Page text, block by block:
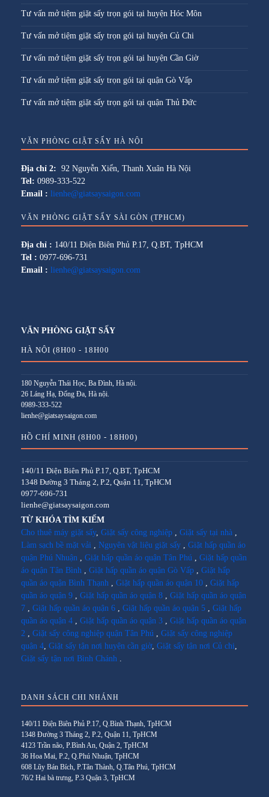
Tư vấn mở tiệm giặt sấy trọn gói tại huyện Hóc Môn
Tư vấn mở tiệm giặt sấy trọn gói tại huyện Củ Chi
Tư vấn mở tiệm giặt sấy trọn gói tại huyện Cần Giờ
Tư vấn mở tiệm giặt sấy trọn gói tại quận Gò Vấp
Tư vấn mở tiệm giặt sấy trọn gói tại quận Thủ Đức
VĂN PHÒNG GIẶT SẤY HÀ NỘI
Địa chỉ 2: 92 Nguyễn Xiển, Thanh Xuân Hà Nội
Tel: 0989-333-522
Email : lienhe@giatsaysaigon.com
VĂN PHÒNG GIẶT SẤY SÀI GÒN (TPHCM)
Địa chỉ : 140/11 Điện Biên Phủ P.17, Q.BT, TpHCM
Tel : 0977-696-731
Email : lienhe@giatsaysaigon.com
VĂN PHÒNG GIẶT SẤY
HÀ NỘI (8H00 - 18H00
180 Nguyễn Thái Học, Ba Đình, Hà nội.
26 Láng Hạ, Đống Đa, Hà nội.
0989-333-522
lienhe@giatsaysaigon.com
HỒ CHÍ MINH (8H00 - 18H00)
140/11 Điện Biên Phủ P.17, Q.BT, TpHCM
1348 Đường 3 Tháng 2, P.2, Quận 11, TpHCM
0977-696-731
lienhe@giatsaysaigon.com
TỪ KHÓA TÌM KIẾM
Cho thuê máy giặt sấy, Giặt sấy công nghiệp , Giặt sấy tại nhà ,
Làm sạch bề mặt vải , Nguyên vật liệu giặt sấy , Giặt hấp quần áo
quận Phú Nhuận , Giặt hấp quần áo quận Tân Phú , Giặt hấp quần
áo quận Tân Bình , Giặt hấp quần áo quận Gò Vấp , Giặt hấp
quần áo quận Bình Thạnh , Giặt hấp quần áo quận 10 , Giặt hấp
quần áo quận 9 , Giặt hấp quần áo quận 8 , Giặt hấp quần áo quận
7 , Giặt hấp quần áo quận 6 , Giặt hấp quần áo quận 5 , Giặt hấp
quần áo quận 4 , Giặt hấp quần áo quận 3 , Giặt hấp quần áo quận
2 , Giặt sấy công nghiệp quận Tân Phú , Giặt sấy công nghiệp
quận 4, Giặt sấy tận nơi huyện cần giờ, Giặt sấy tận nơi Củ chi,
Giặt sấy tận nơi Bình Chánh .
DANH SÁCH CHI NHÁNH
140/11 Điện Biên Phủ P.17, Q.Bình Thạnh, TpHCM
1348 Đường 3 Tháng 2, P.2, Quận 11, TpHCM
4123 Trần não, P.Bình An, Quận 2, TpHCM
36 Hoa Mai, P.2, Q.Phú Nhuận, TpHCM
608 Lũy Bán Bích, P.Tân Thành, Q.Tân Phú, TpHCM
76/2 Hai bà trưng, P.3 Quận 3, TpHCM